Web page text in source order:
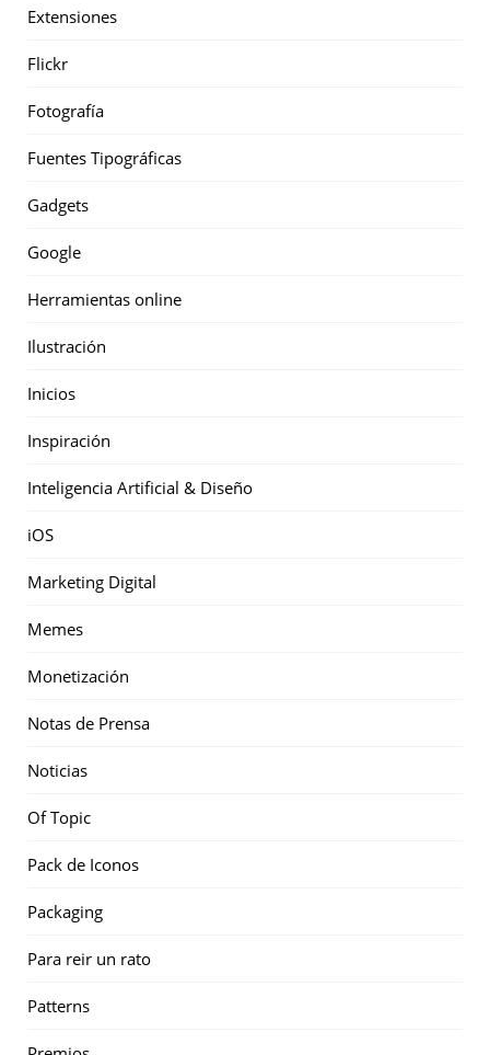
Extensiones
Flickr
Fotografía
Fuentes Tipográficas
Gadgets
Google
Herramientas online
Ilustración
Inicios
Inspiración
Inteligencia Artificial & Diseño
iOS
Marketing Digital
Memes
Monetización
Notas de Prensa
Noticias
Of Topic
Pack de Iconos
Packaging
Para reir un rato
Patterns